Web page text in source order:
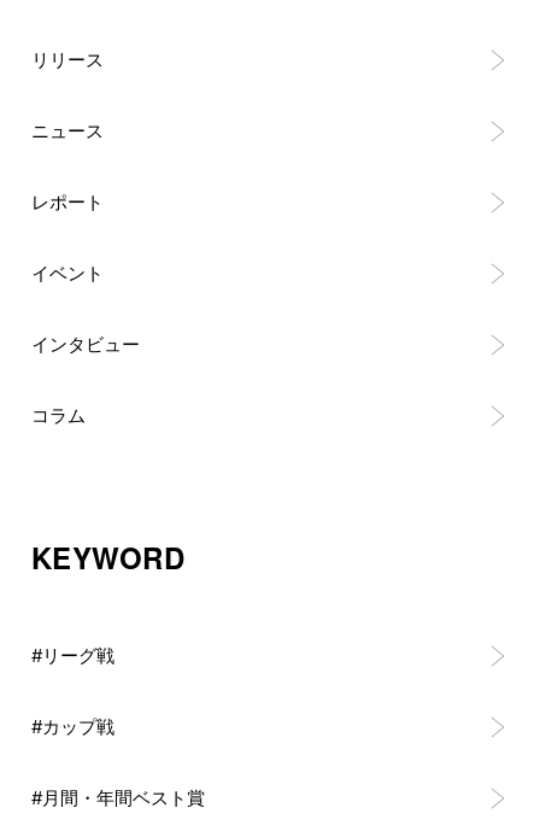
リリース
ニュース
レポート
イベント
インタビュー
コラム
KEYWORD
#リーグ戦
#カップ戦
#月間・年間ベスト賞